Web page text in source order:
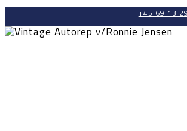
+45 69 13